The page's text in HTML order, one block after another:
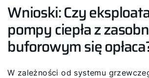
Wnioski: Czy
pompy ciepła z
buforowym się
W zależności od systemu